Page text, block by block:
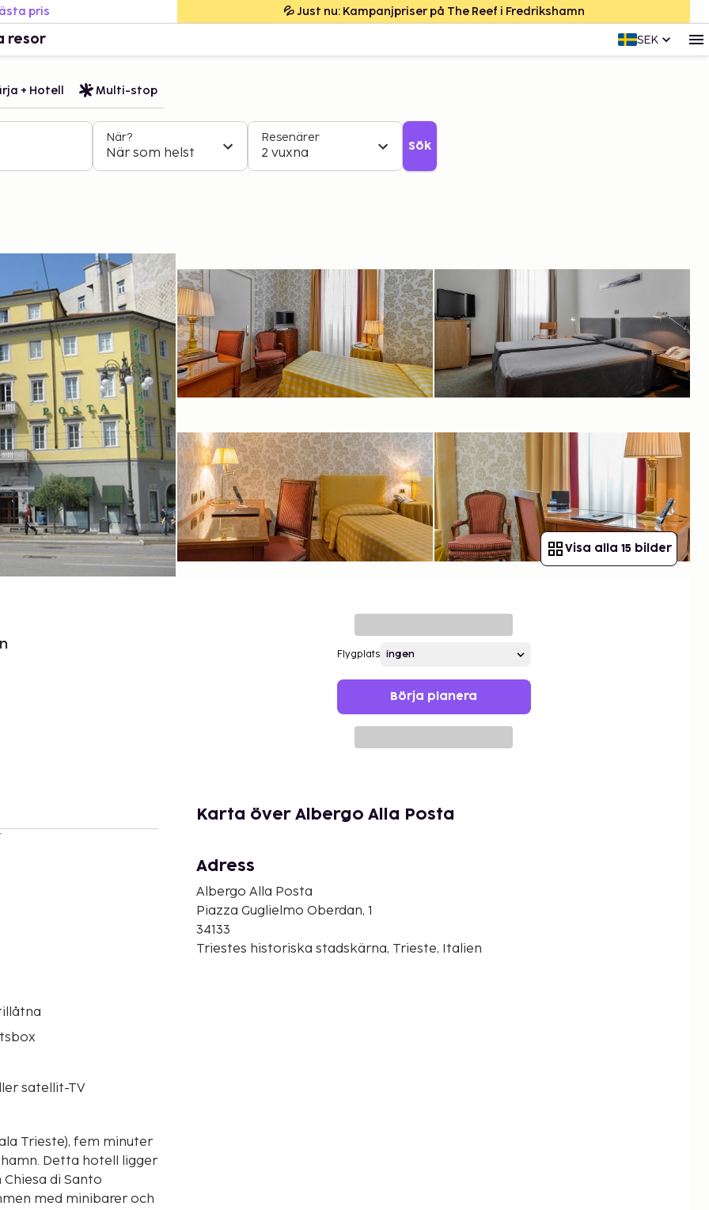
pris 💦 Just nu: Kampanjpriser på The Reef i Fredrikshamn
resor SEK
+ Hotell Multi-stop
När?
När som helst
Resenärer
2 vuxna Sök
Visa alla 15 bilder
Flygplats
Börja planera
satellit-TV
Trieste), fem minuter
ligger
di Santo
med minibarer och
Karta över Albergo Alla Posta
Adress
Albergo Alla Posta
Piazza Guglielmo Oberdan, 1
34133
Triestes historiska stadskärna, Trieste, Italien